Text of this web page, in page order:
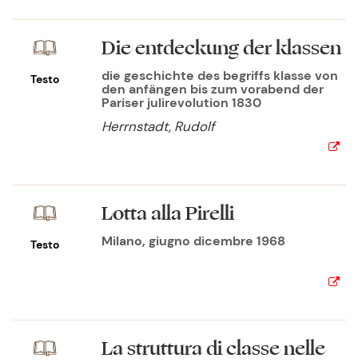
Testo
Die entdeckung der klassen
die geschichte des begriffs klasse von
den anfängen bis zum vorabend der
Pariser julirevolution 1830
Herrnstadt, Rudolf
Testo
Lotta alla Pirelli
Milano, giugno dicembre 1968
La struttura di classe nelle